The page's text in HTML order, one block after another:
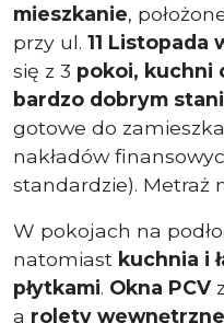
mieszkanie,
przy ul. 11 Listopada
się z 3 pokoi, kuchni
bardzo dobrym
gotowe do
nakładów
standardzie). Metraż
W pokojach na
natomiast kuchnia i
płytkami. Okna PCV
a rolety wewnętrzne